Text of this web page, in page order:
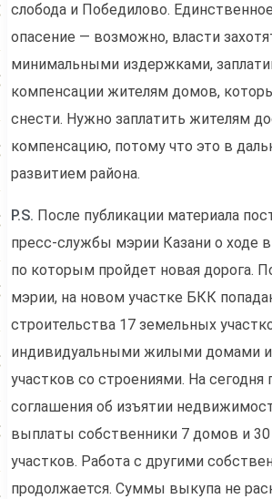
слобода и Победилово.
опасение — возможно, власти
минимальными издержками,
компенсации жителям домов,
снести. Нужно заплатить жителям
компенсацию, потому что это в
развитием района.
P.S. После публикации материала
пресс-службы мэрии Казани о ходе
по которым пройдет новая дорога.
мэрии, на новом участке БКК
строительства 17 земельных
индивидуальными жилыми домами
участков со строениями. На сегодня
соглашения об изъятии
выплаты собственники 7 домов и
участков. Работа с другими
продолжается. Суммы выкупа не